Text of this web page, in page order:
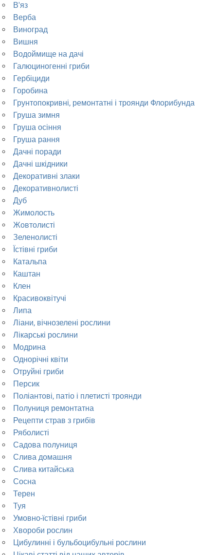
В'яз
Верба
Виноград
Вишня
Водоймище на дачі
Галюциногенні гриби
Гербіциди
Горобина
Грунтопокривні, ремонтатні і троянди Флорибунда
Груша зимня
Груша осіння
Груша рання
Дачні поради
Дачні шкідники
Декоративні злаки
Декоративнолисті
Дуб
Жимолость
Жовтолисті
Зеленолисті
Їстівні гриби
Катальпа
Каштан
Клен
Красивоквітучі
Липа
Ліани, вічнозелені рослини
Лікарські рослини
Модрина
Однорічні квіти
Отруйні гриби
Персик
Поліантові, патіо і плетисті троянди
Полуниця ремонтатна
Рецепти страв з грибів
Ряболисті
Садова полуниця
Слива домашня
Слива китайська
Сосна
Терен
Туя
Умовно-їстівні гриби
Хвороби рослин
Цибулинні і бульбоцибульні рослини